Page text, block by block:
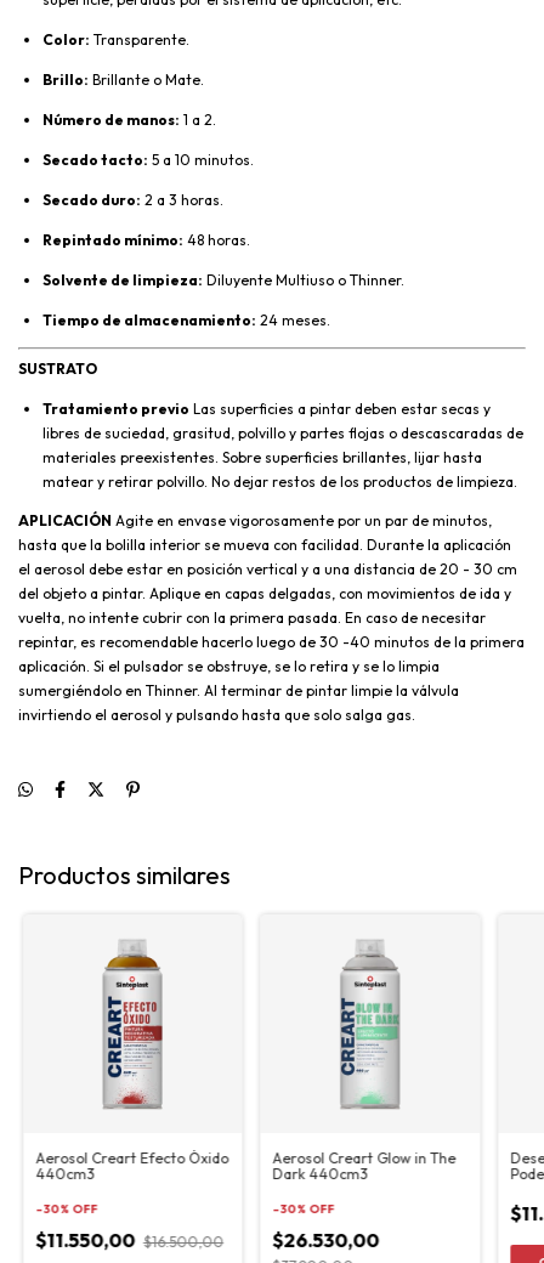
Color: Transparente.
Brillo: Brillante o Mate.
Número de manos: 1 a 2.
Secado tacto: 5 a 10 minutos.
Secado duro: 2 a 3 horas.
Repintado mínimo: 48 horas.
Solvente de limpieza: Diluyente Multiuso o Thinner.
Tiempo de almacenamiento: 24 meses.
SUSTRATO
Tratamiento previo Las superficies a pintar deben estar secas y
libres de suciedad, grasitud, polvillo y partes flojas o descascaradas de
materiales preexistentes. Sobre superficies brillantes, lijar hasta
matear y retirar polvillo. No dejar restos de los productos de limpieza.
APLICACIÓN Agite en envase vigorosamente por un par de minutos,
hasta que la bolilla interior se mueva con facilidad. Durante la aplicación
el aerosol debe estar en posición vertical y a una distancia de 20 - 30 cm
del objeto a pintar. Aplique en capas delgadas, con movimientos de ida y
vuelta, no intente cubrir con la primera pasada. En caso de necesitar
repintar, es recomendable hacerlo luego de 30 -40 minutos de la primera
aplicación. Si el pulsador se obstruye, se lo retira y se lo limpia
sumergiéndolo en Thinner. Al terminar de pintar limpie la válvula
invirtiendo el aerosol y pulsando hasta que solo salga gas.
Productos similares
Aerosol Creart Efecto Óxido
440cm3
-30% OFF
$11.550,00 $16.500,00
Aerosol Creart Glow in The
Dark 440cm3
-30% OFF
$26.530,00